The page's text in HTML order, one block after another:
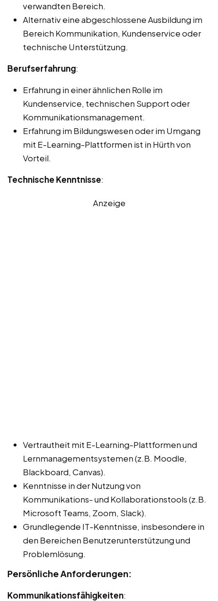
verwandten Bereich.
Alternativ eine abgeschlossene Ausbildung im
Bereich Kommunikation, Kundenservice oder
technische Unterstützung.
Berufserfahrung:
Erfahrung in einer ähnlichen Rolle im
Kundenservice, technischen Support oder
Kommunikationsmanagement.
Erfahrung im Bildungswesen oder im Umgang
mit E-Learning-Plattformen ist in Hürth von
Vorteil.
Technische Kenntnisse:
Anzeige
Vertrautheit mit E-Learning-Plattformen und
Lernmanagementsystemen (z.B. Moodle,
Blackboard, Canvas).
Kenntnisse in der Nutzung von
Kommunikations- und Kollaborationstools (z.B.
Microsoft Teams, Zoom, Slack).
Grundlegende IT-Kenntnisse, insbesondere in
den Bereichen Benutzerunterstützung und
Problemlösung.
Persönliche Anforderungen:
Kommunikationsfähigkeiten: